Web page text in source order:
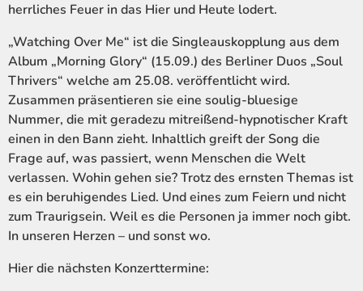
herrliches Feuer in das Hier und Heute lodert.
„Watching Over Me“ ist die Singleauskopplung aus dem
Album „Morning Glory“ (15.09.) des Berliner Duos „Soul
Thrivers“ welche am 25.08. veröffentlicht wird.
Zusammen präsentieren sie eine soulig-bluesige
Nummer, die mit geradezu mitreißend-hypnotischer Kraft
einen in den Bann zieht. Inhaltlich greift der Song die
Frage auf, was passiert, wenn Menschen die Welt
verlassen. Wohin gehen sie? Trotz des ernsten Themas ist
es ein beruhigendes Lied. Und eines zum Feiern und nicht
zum Traurigsein. Weil es die Personen ja immer noch gibt.
In unseren Herzen – und sonst wo.
Hier die nächsten Konzerttermine: